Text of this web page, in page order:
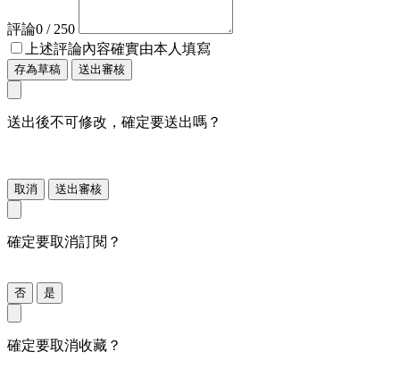
評論0 / 250
上述評論內容確實由本人填寫
存為草稿 送出審核
送出後不可修改，確定要送出嗎？
取消 送出審核
確定要取消訂閱？
否 是
確定要取消收藏？